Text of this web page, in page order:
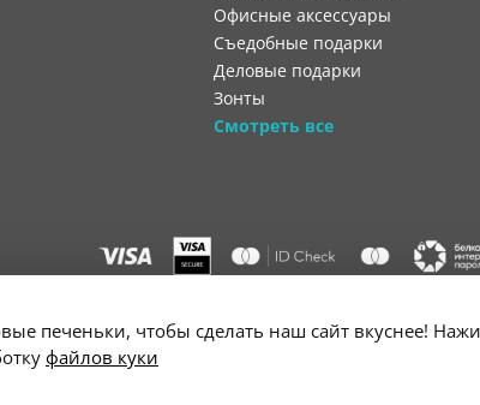
Офисные аксессуары
Съедобные подарки
Деловые подарки
Зонты
Смотреть все
г. Минск, ул. Амураторская, 4Б, цокольный этаж,
Свидетельство о государственной регистрации
печеньки, чтобы сделать наш сайт вкуснее!
файлов куки